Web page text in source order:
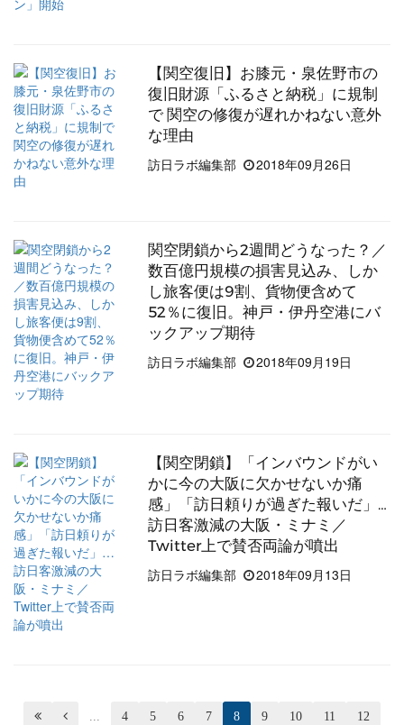
【関空復旧】お膝元・泉佐野市の
復旧財源「ふるさと納税」に規制
で 関空の修復が遅れかねない意外
な理由
訪日ラボ編集部
2018年09月26日
関空閉鎖から2週間どうなった？／
数百億円規模の損害見込み、しか
し旅客便は9割、貨物便含めて
52％に復旧。神戸・伊丹空港にバ
ックアップ期待
訪日ラボ編集部
2018年09月19日
【関空閉鎖】「インバウンドがい
かに今の大阪に欠かせないか痛
感」「訪日頼りが過ぎた報いだ」…
訪日客激減の大阪・ミナミ／
Twitter上で賛否両論が噴出
訪日ラボ編集部
2018年09月13日
  4 5 6 7 8 9 10 11 12